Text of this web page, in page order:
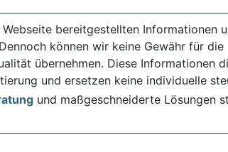
bereitgestellten Informationen
können wir keine Gewähr für die
übernehmen. Diese Informationen
und ersetzen keine individuelle
und maßgeschneiderte Lösungen